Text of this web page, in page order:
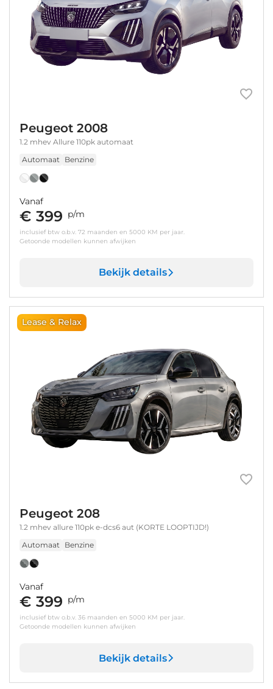
Peugeot 2008
1.2 mhev Allure 110pk automaat
Automaat
Benzine
Vanaf
€ 399 p/m
inclusief btw o.b.v. 72 maanden en 5000 KM per jaar.
Getoonde modellen kunnen afwijken
Bekijk details
Lease & Relax
Peugeot 208
1.2 mhev allure 110pk e-dcs6 aut (KORTE LOOPTIJD!)
Automaat Benzine
Vanaf
€ 399 p/m
inclusief btw o.b.v. 36 maanden en 5000 KM per jaar.
Getoonde modellen kunnen afwijken
Bekijk details